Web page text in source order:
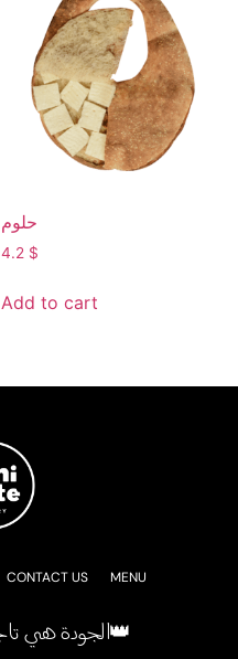
حلوم
4.2 $
Add to cart
CONTACT US MENU
!الجودة هي تاجنا، استمتع بالأفضل👑